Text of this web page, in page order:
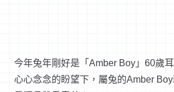
今年兔年剛好是「Amber Boy」60歲
心心念念的盼望下，屬兔的Amber